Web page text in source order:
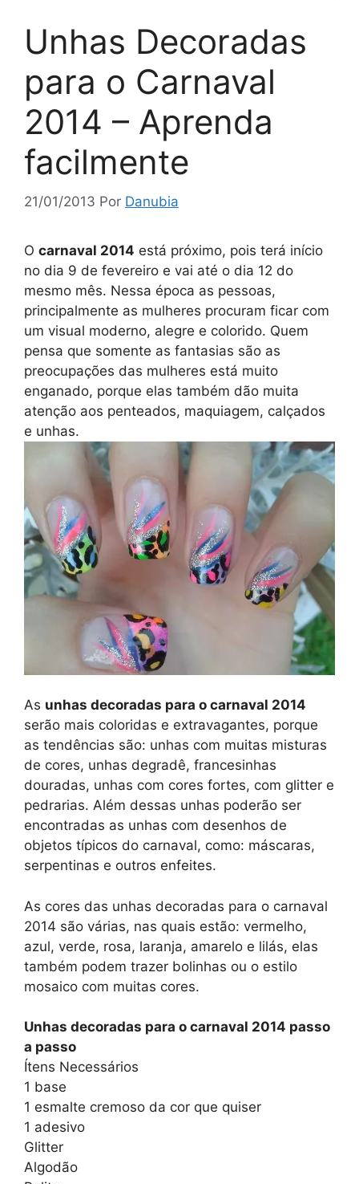
Unhas Decoradas
para o Carnaval
2014 – Aprenda
facilmente
21/01/2013 Por Danubia
O carnaval 2014 está próximo, pois terá início
no dia 9 de fevereiro e vai até o dia 12 do
mesmo mês. Nessa época as pessoas,
principalmente as mulheres procuram ficar com
um visual moderno, alegre e colorido. Quem
pensa que somente as fantasias são as
preocupações das mulheres está muito
enganado, porque elas também dão muita
atenção aos penteados, maquiagem, calçados
e unhas.
As unhas decoradas para o carnaval 2014
serão mais coloridas e extravagantes, porque
as tendências são: unhas com muitas misturas
de cores, unhas degradê, francesinhas
douradas, unhas com cores fortes, com glitter e
pedrarias. Além dessas unhas poderão ser
encontradas as unhas com desenhos de
objetos típicos do carnaval, como: máscaras,
serpentinas e outros enfeites.
As cores das unhas decoradas para o carnaval
2014 são várias, nas quais estão: vermelho,
azul, verde, rosa, laranja, amarelo e lilás, elas
também podem trazer bolinhas ou o estilo
mosaico com muitas cores.
Unhas decoradas para o carnaval 2014 passo
a passo
Ítens Necessários
1 base
1 esmalte cremoso da cor que quiser
1 adesivo
Glitter
Algodão